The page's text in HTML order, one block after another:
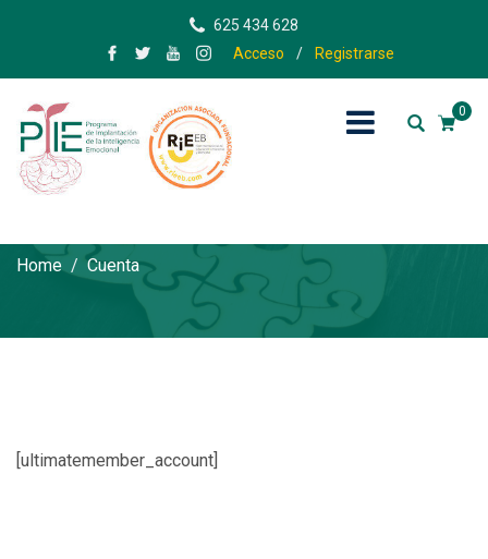
625 434 628
Acceso
/ Registrarse
0
Home Cuenta
[ultimatemember_account]